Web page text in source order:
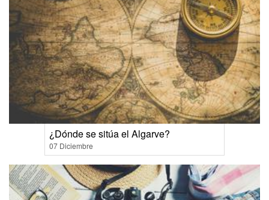
¿Dónde se sitúa el Algarve?
07 Diciembre